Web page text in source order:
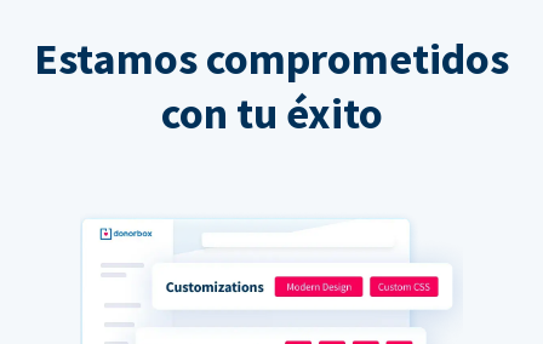
Estamos comprometidos
con tu éxito